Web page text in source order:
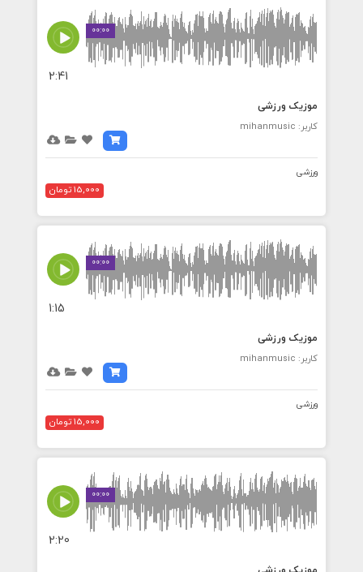
00:00
2:41
موزیک ورزشی
کاربر: mihanmusic
ورزشی
15,000 تومان
00:00
1:15
موزیک ورزشی
کاربر: mihanmusic
ورزشی
15,000 تومان
00:00
2:20